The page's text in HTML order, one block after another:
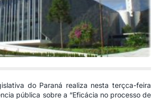
do Paraná realiza nesta terçca-feira
pública sobre a “Eficácia no processo de